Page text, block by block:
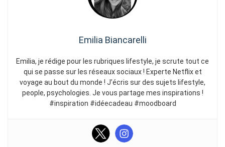
Emilia Biancarelli
Emilia, je rédige pour les rubriques lifestyle, je scrute tout ce
qui se passe sur les réseaux sociaux ! Experte Netflix et
voyage au bout du monde ! J’écris sur des sujets lifestyle,
people, psychologies. Je vous partage mes inspirations !
#inspiration #idéecadeau #moodboard